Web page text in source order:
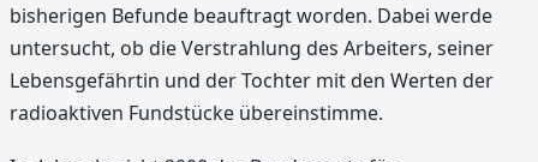
bisherigen Befunde beauftragt worden. Dabei werde
untersucht, ob die Verstrahlung des Arbeiters, seiner
Lebensgefährtin und der Tochter mit den Werten der
radioaktiven Fundstücke übereinstimme.